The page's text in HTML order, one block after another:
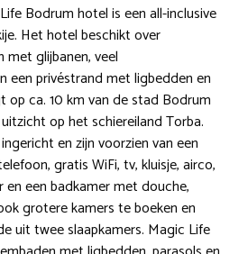
Bodrum hotel is een all-inclusive
Het hotel beschikt over
glijbanen, veel
een privéstrand met ligbedden en
op ca. 10 km van de stad Bodrum
op het schiereiland Torba.
en zijn voorzien van een
gratis WiFi, tv, kluisje, airco,
een badkamer met douche,
grotere kamers te boeken en
uit twee slaapkamers. Magic Life